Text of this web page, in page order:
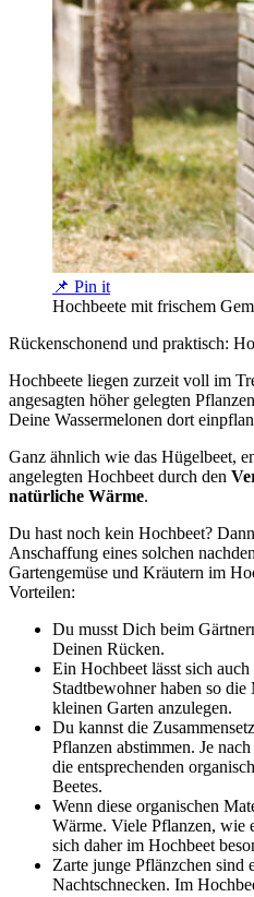
📌 Pin it
Hochbeete mit frischem
Rückenschonend und praktisch:
Hochbeete liegen zurzeit voll im
angesagten höher gelegten
Deine Wassermelonen dort
Ganz ähnlich wie das Hügelbeet,
angelegten Hochbeet durch den
natürliche Wärme.
Du hast noch kein Hochbeet?
Anschaffung eines solchen
Gartengemüse und Kräutern im
Vorteilen:
Du musst Dich beim
Deinen Rücken.
Ein Hochbeet lässt sich
Stadtbewohner haben so
kleinen Garten anzulegen.
Du kannst die
Pflanzen abstimmen. Je
die entsprechenden
Beetes.
Wenn diese organischen
Wärme. Viele Pflanzen, wie
sich daher im Hochbeet
Zarte junge Pflänzchen sind
Nachtschnecken. Im